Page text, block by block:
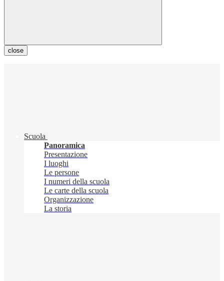
close
Scuola
Panoramica
Presentazione
I luoghi
Le persone
I numeri della scuola
Le carte della scuola
Organizzazione
La storia